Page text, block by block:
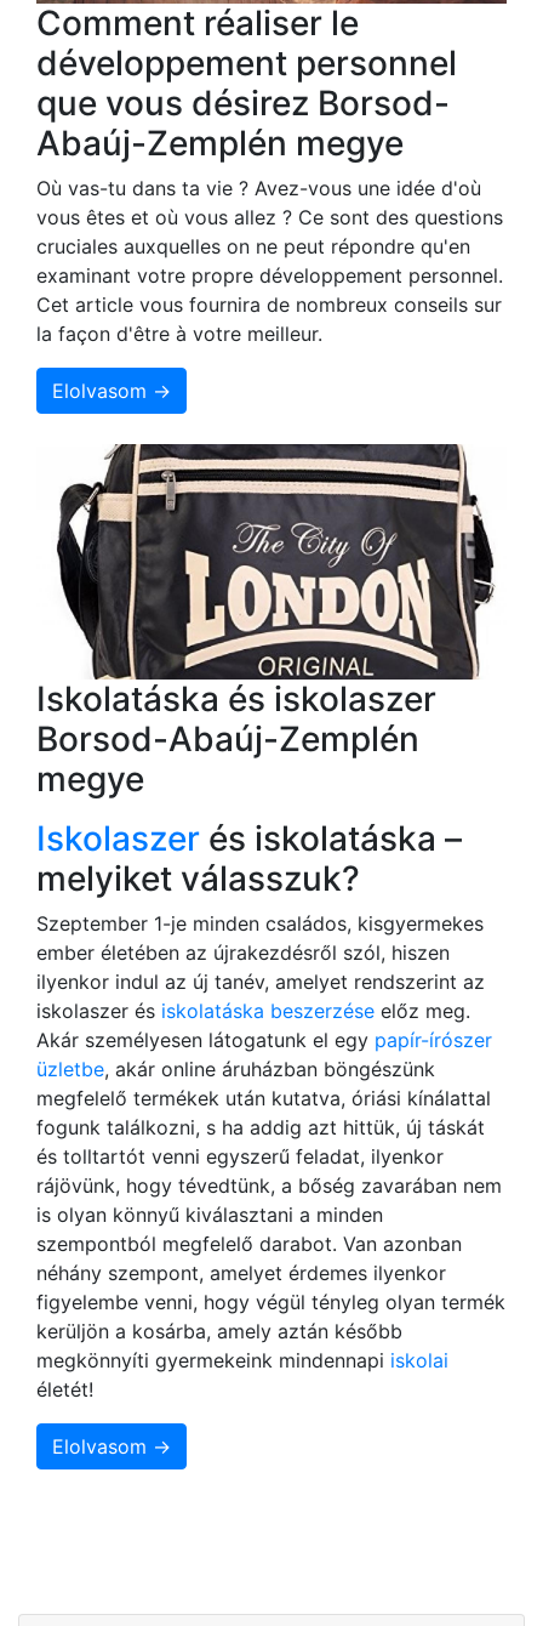
Comment réaliser le
développement personnel
que vous désirez Borsod-
Abaúj-Zemplén megye
Où vas-tu dans ta vie ? Avez-vous une idée d'où
vous êtes et où vous allez ? Ce sont des questions
cruciales auxquelles on ne peut répondre qu'en
examinant votre propre développement personnel.
Cet article vous fournira de nombreux conseils sur
la façon d'être à votre meilleur.
Elolvasom →
Iskolatáska és iskolaszer
Borsod-Abaúj-Zemplén
megye
Iskolaszer és iskolatáska –
melyiket válasszuk?
Szeptember 1-je minden családos, kisgyermekes
ember életében az újrakezdésről szól, hiszen
ilyenkor indul az új tanév, amelyet rendszerint az
iskolaszer és iskolatáska beszerzése előz meg.
Akár személyesen látogatunk el egy papír-írószer
üzletbe, akár online áruházban böngészünk
megfelelő termékek után kutatva, óriási kínálattal
fogunk találkozni, s ha addig azt hittük, új táskát
és tolltartót venni egyszerű feladat, ilyenkor
rájövünk, hogy tévedtünk, a bőség zavarában nem
is olyan könnyű kiválasztani a minden
szempontból megfelelő darabot. Van azonban
néhány szempont, amelyet érdemes ilyenkor
figyelembe venni, hogy végül tényleg olyan termék
kerüljön a kosárba, amely aztán később
megkönnyíti gyermekeink mindennapi iskolai
életét!
Elolvasom →